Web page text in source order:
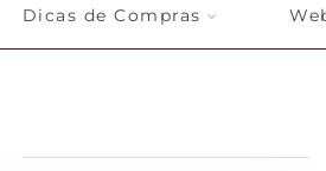
Dicas de Compras